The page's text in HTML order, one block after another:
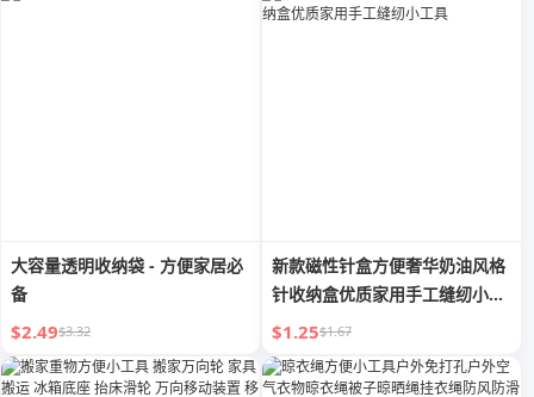
大容量透明收纳袋 - 方便家居必
备
$2.49$3.32
新款磁性针盒方便奢华奶油风格
针收纳盒优质家用手工缝纫小工
具
$1.25$1.67